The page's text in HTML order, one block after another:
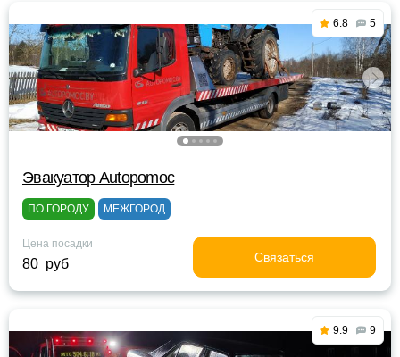
6.8 5
Эвакуатор Autopomoc
ПО ГОРОДУ МЕЖГОРОД
Цена посадки
80 руб Связаться
9.9 9